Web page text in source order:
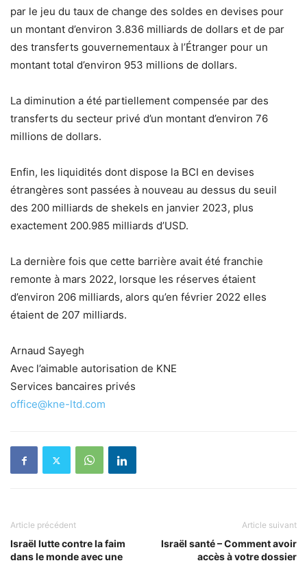
par le jeu du taux de change des soldes en devises pour
un montant d’environ 3.836 milliards de dollars et de par
des transferts gouvernementaux à l’Étranger pour un
montant total d’environ 953 millions de dollars.
La diminution a été partiellement compensée par des
transferts du secteur privé d’un montant d’environ 76
millions de dollars.
Enfin, les liquidités dont dispose la BCI en devises
étrangères sont passées à nouveau au dessus du seuil
des 200 milliards de shekels en janvier 2023, plus
exactement 200.985 milliards d’USD.
La dernière fois que cette barrière avait été franchie
remonte à mars 2022, lorsque les réserves étaient
d’environ 206 milliards, alors qu’en février 2022 elles
étaient de 207 milliards.
Arnaud Sayegh
Avec l’aimable autorisation de KNE
Services bancaires privés
office@kne-ltd.com
Article précédent
Israël lutte contre la faim
dans le monde avec une
Article suivant
Israël santé – Comment avoir
accès à votre dossier